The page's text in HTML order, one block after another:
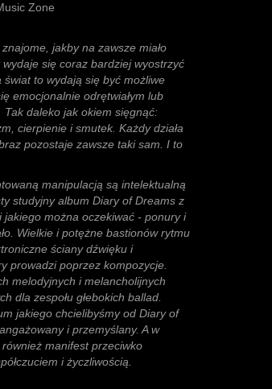
Zone
jakby na zawsze miało
się coraz bardziej wyostrzyć
to wydają się być możliwe
emocjonalnie odrętwiałym lub
Tak daleko jak okiem sięgnąć:
cierpienie i smutek. Każdy działa
pozostaje zawsze taki sam. I to
manipulacją są intelektualną
studyjny album Diary of Dreams z
można oczekiwać - ponury i
Wielkie i potężne bastionów rytmu
ściany dźwięku i
prowadzi poprzez kompozycje.
melodyjnych i melancholijnych
dla zespołu głebokich ballad.
jakiego chcielibyśmy od Diary of
i przemyślany. A w
manifest przeciwko
i życzliwością.